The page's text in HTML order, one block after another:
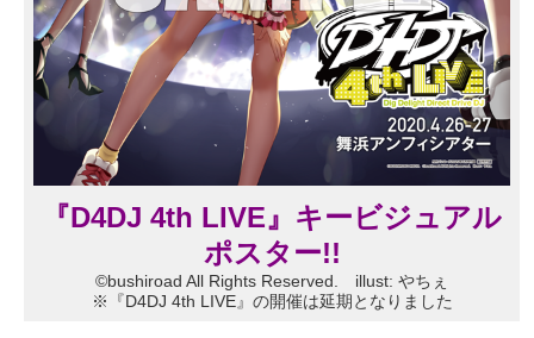
『D4DJ 4th LIVE』キービジュアル
ポスター!!
©bushiroad All Rights Reserved. illust: やちぇ
※『D4DJ 4th LIVE』の開催は延期となりました